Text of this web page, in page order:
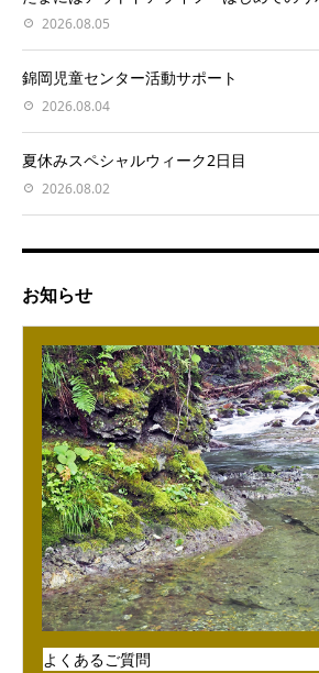
2026.08.05
錦岡児童センター活動サポート
2026.08.04
夏休みスペシャルウィーク2日目
2026.08.02
お知らせ
よくあるご質問